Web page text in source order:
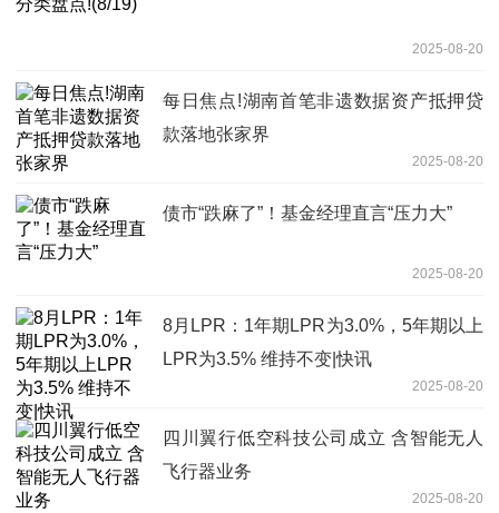
2025-08-20
每日焦点!湖南首笔非遗数据资产抵押贷
款落地张家界
2025-08-20
债市“跌麻了”！基金经理直言“压力大”
2025-08-20
8月LPR：1年期LPR为3.0%，5年期以上
LPR为3.5% 维持不变|快讯
2025-08-20
四川翼行低空科技公司成立 含智能无人
飞行器业务
2025-08-20